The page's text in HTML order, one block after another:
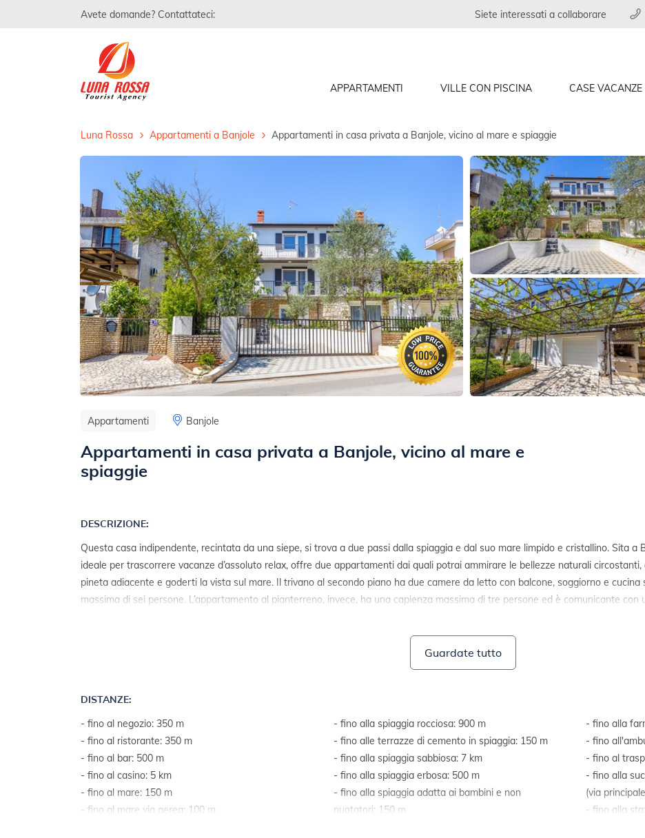
Avete domande? Contattateci: Siete interessati a collaborare
APPARTAMENTI VILLE CON PISCINA CASE VACANZE
Luna Rossa Appartamenti a Banjole Appartamenti in casa privata a Banjole, vicino al mare e spiaggie
Appartamenti Banjole
Appartamenti in casa privata a Banjole, vicino al mare e
spiaggie
DESCRIZIONE:
Questa casa indipendente, recintata da una siepe, si trova a due passi dalla spiaggia e dal suo mare limpido e cristallino. Sita a
ideale per trascorrere vacanze d’assoluto relax, offre due appartamenti dai quali potrai ammirare le bellezze naturali
pineta adiacente e goderti la vista sul mare. Il trivano al secondo piano ha due camere da letto con balcone, soggiorno e
massima di sei persone. L’appartamento al pianterreno, invece, ha una capienza massima di tre persone ed è comunicante con
Guardate tutto
DISTANZE:
- fino al negozio: 350 m
- fino al ristorante: 350 m
- fino al bar: 500 m
- fino al casino: 5 km
- fino al mare: 150 m
- fino al mare via aerea: 100 m
- fino alla spiaggia rocciosa: 900 m
- fino alle terrazze di cemento in spiaggia: 150 m
- fino alla spiaggia sabbiosa: 7 km
- fino alla spiaggia erbosa: 500 m
- fino alla spiaggia adatta ai bambini e non
nuotatori: 150 m
- fino alla
- fino
- fino al
- fino alla
(via
- fino alla